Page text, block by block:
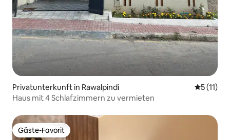
Privatunterkunft in Rawalpindi
5 (11)
Haus mit 4 Schlafzimmern zu vermieten
Gäste-Favorit
Gäste-Favorit